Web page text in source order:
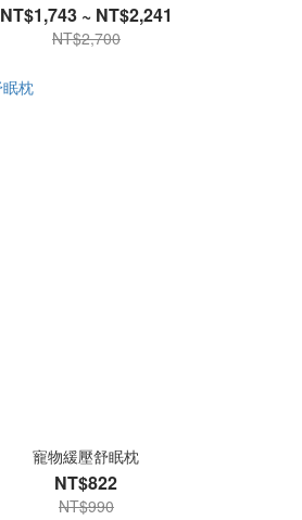
NT$1,743 ~ NT$2,241
NT$2,700
寵物緩壓舒眠枕
NT$822
NT$990